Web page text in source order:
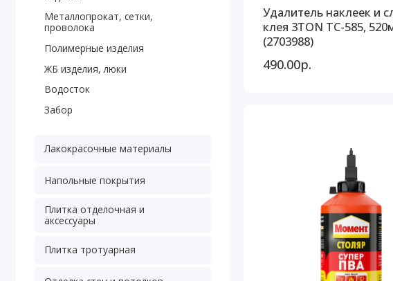
Металлопрокат, сетки,
проволока
Полимерные изделия
ЖБ изделия, люки
Водосток
Забор
Лакокрасочные материалы
Напольные покрытия
Плитка отделочная и
аксессуары
Плитка тротуарная
Удалитель наклеек и
клея 3TON ТС-585,
(2703988)
490.00р.